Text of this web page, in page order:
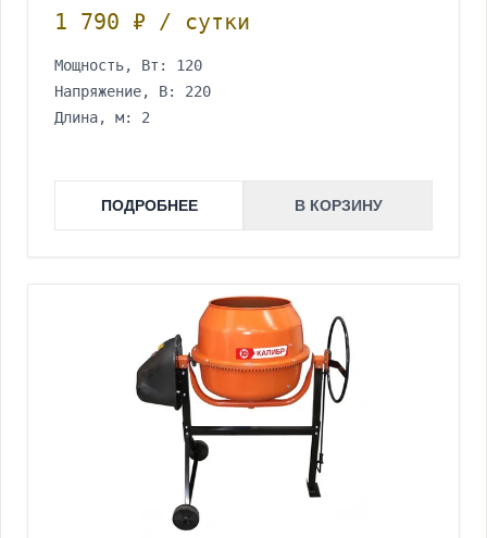
1 790 ₽ / сутки
Мощность, Вт: 120
Напряжение, В: 220
Длина, м: 2
ПОДРОБНЕЕ В КОРЗИНУ